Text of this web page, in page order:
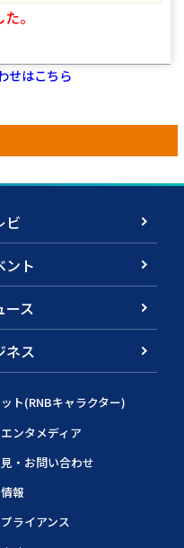
。
せはこちら
ビ
ント
ース
ネス
ト(RNBキャラクター)
ンタメディア
・お問い合わせ
報
ライアンス